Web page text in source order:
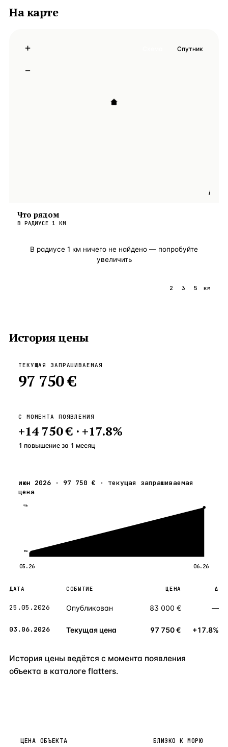
На карте
i
+
−
Спутник
Что рядом
В РАДИУСЕ 1 КМ
В радиусе 1 км ничего не найдено — попробуйте
увеличить
2 3 5 км
История цены
ТЕКУЩАЯ ЗАПРАШИВАЕМАЯ
97 750 €
С МОМЕНТА ПОЯВЛЕНИЯ
+14 750 €· +17.8%
1 повышение за 1 месяц
июн 2026 · 97 750 € · текущая запрашиваемая
цена
98к
83к
05.26 06.26
ДАТА СОБЫТИЕ ЦЕНА Δ
25.05.2026 Опубликован 83 000 € —
03.06.2026 Текущая цена 97 750 € +17.8%
История цены ведётся с момента появления
объекта в каталоге flatters.
ЦЕНА ОБЪЕКТА БЛИЗКО К МОРЮ